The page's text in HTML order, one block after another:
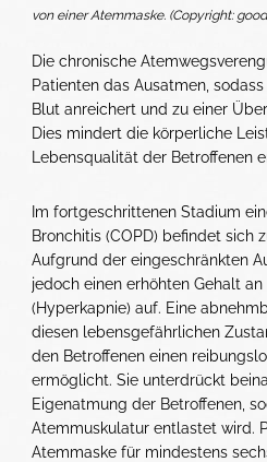
von einer Atemmaske. (Copyright:
Die chronische
Patienten das Ausatmen,
Blut anreichert und zu einer
Dies mindert die körperliche
Lebensqualität der Betroffenen
Im fortgeschrittenen Stadium
Bronchitis (COPD) befindet sich
Aufgrund der eingeschränkten
jedoch einen erhöhten Gehalt
(Hyperkapnie) auf. Eine
diesen lebensgefährlichen
den Betroffenen einen
ermöglicht. Sie unterdrückt
Eigenatmung der Betroffenen,
Atemmuskulatur entlastet wird.
Atemmaske für mindestens